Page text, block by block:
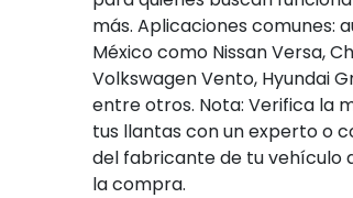
más. Aplicaciones comunes:
México como Nissan Versa,
Volkswagen Vento, Hyundai
entre otros. Nota: Verifica la
tus llantas con un experto o
del fabricante de tu vehículo
la compra.